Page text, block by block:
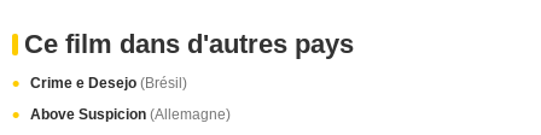
Ce film dans d'autres pays
Crime e Desejo (Brésil)
Above Suspicion (Allemagne)